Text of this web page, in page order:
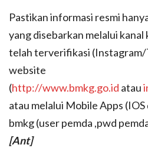
Pastikan informasi resmi
yang disebarkan melalui kanal
telah terverifikasi
website
(http://www.bmkg.go.id atau
atau melalui Mobile Apps
bmkg (user pemda ,pwd
[Ant]